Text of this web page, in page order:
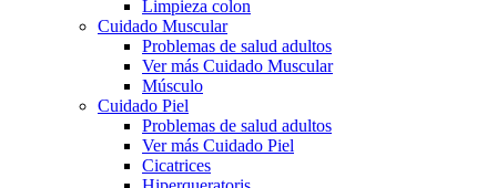
Limpieza colon
Cuidado Muscular
Problemas de salud adultos
Ver más Cuidado Muscular
Músculo
Cuidado Piel
Problemas de salud adultos
Ver más Cuidado Piel
Cicatrices